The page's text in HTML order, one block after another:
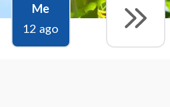
Me
12 ago